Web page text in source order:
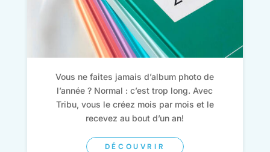
Vous ne faites jamais d’album photo de
l’année ? Normal : c’est trop long. Avec
Tribu, vous le créez mois par mois et le
recevez au bout d’un an!
DÉCOUVRIR